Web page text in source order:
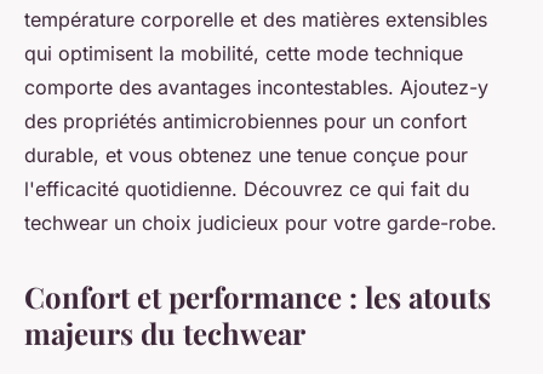
température corporelle et des matières extensibles
qui optimisent la mobilité, cette mode technique
comporte des avantages incontestables. Ajoutez-y
des propriétés antimicrobiennes pour un confort
durable, et vous obtenez une tenue conçue pour
l'efficacité quotidienne. Découvrez ce qui fait du
techwear un choix judicieux pour votre garde-robe.
Confort et performance : les atouts
majeurs du techwear